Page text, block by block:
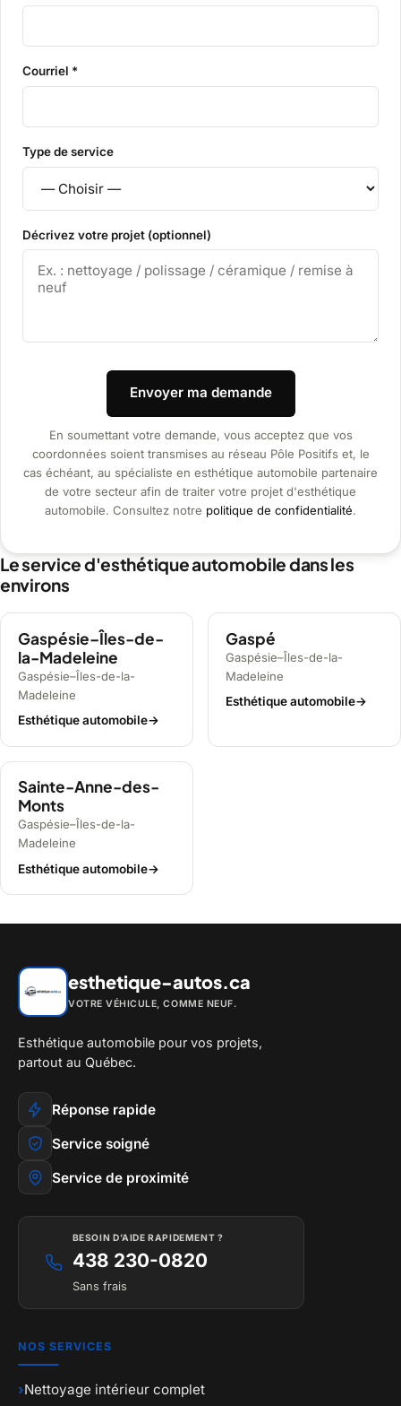
Courriel *
Type de service
Décrivez votre projet (optionnel)
Envoyer ma demande
En soumettant votre demande, vous acceptez que vos
coordonnées soient transmises au réseau Pôle Positifs et, le
cas échéant, au spécialiste en esthétique automobile partenaire
de votre secteur afin de traiter votre projet d'esthétique
automobile. Consultez notre politique de confidentialité.
Le service d'esthétique automobile dans les
environs
Gaspésie–Îles-de-
la-Madeleine
Gaspésie–Îles-de-la-
Madeleine
Esthétique automobile→
Gaspé
Gaspésie–Îles-de-la-
Madeleine
Esthétique automobile→
Sainte-Anne-des-
Monts
Gaspésie–Îles-de-la-
Madeleine
Esthétique automobile→
esthetique-autos.ca
VOTRE VÉHICULE, COMME NEUF.
Esthétique automobile pour vos projets,
partout au Québec.
Réponse rapide
Service soigné
Service de proximité
BESOIN D’AIDE RAPIDEMENT ?
438 230-0820
Sans frais
NOS SERVICES
›Nettoyage intérieur complet